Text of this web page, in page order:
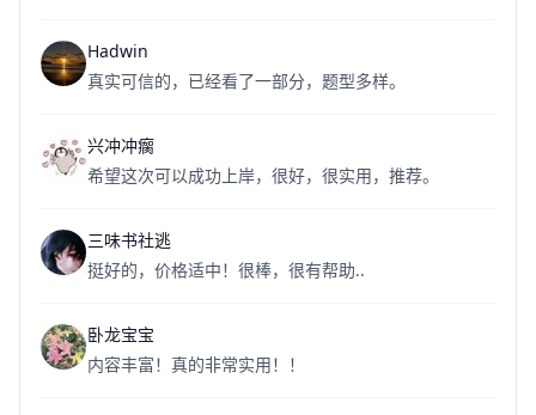
Hadwin
真实可信的，已经看了一部分，题型多样。
兴冲冲瘸
希望这次可以成功上岸，很好，很实用，推荐。
三味书社逃
挺好的，价格适中！很棒，很有帮助..
卧龙宝宝
内容丰富！真的非常实用！！